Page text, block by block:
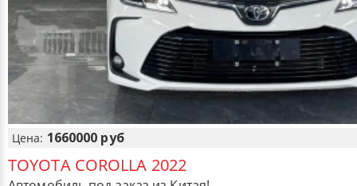
Цена: 1660000 руб
TOYOTA COROLLA 2022